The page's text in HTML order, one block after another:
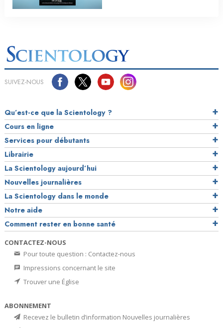
SUIVEZ-NOUS
Qu’est-ce que la Scientology ?
Cours en ligne
Services pour débutants
Librairie
La Scientology aujourd’hui
Nouvelles journalières
La Scientology dans le monde
Notre aide
Comment rester en bonne santé
CONTACTEZ-NOUS
Pour toute question : Contactez-nous
Impressions concernant le site
Trouver une Église
ABONNEMENT
Recevez le bulletin d’information Nouvelles journalières